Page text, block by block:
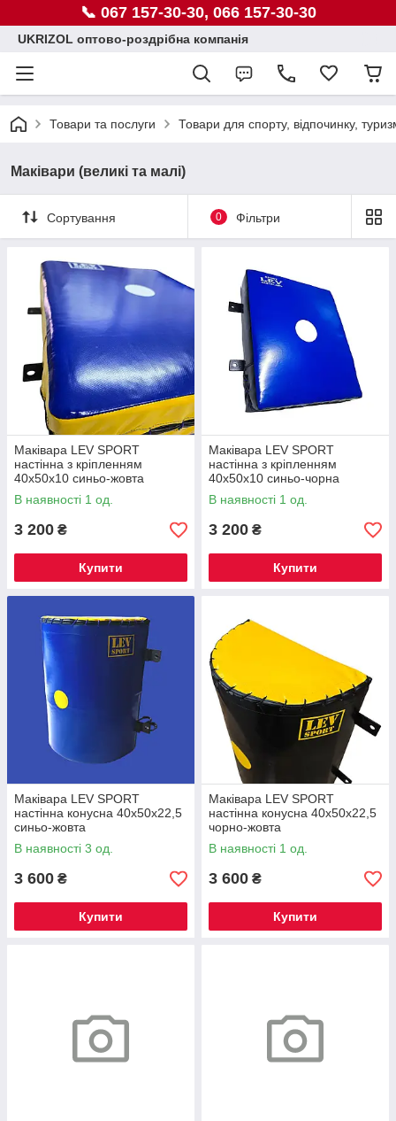
📞 067 157-30-30, 066 157-30-30
UKRIZOL оптово-роздрібна компанія
Товари та послуги Товари для спорту, відпочинку,
Маківари (великі та малі)
Сортування 0 Фільтри
Маківара LEV SPORT
настінна з кріпленням
40х50х10 синьо-жовта
В наявності 1 од.
3 200 ₴
Купити
Маківара LEV SPORT
настінна з кріпленням
40х50х10 синьо-чорна
В наявності 1 од.
3 200 ₴
Купити
Маківара LEV SPORT
настінна конусна 40х50х22,5
синьо-жовта
В наявності 3 од.
3 600 ₴
Купити
Маківара LEV SPORT
настінна конусна 40х50х22,5
чорно-жовта
В наявності 1 од.
3 600 ₴
Купити